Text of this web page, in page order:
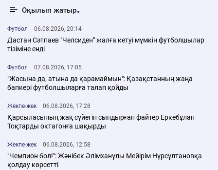
Оқылып жатыр
Футбол 06.08.2026, 20:14
Дастан Сәтпаев "Челсиден" жалға кетуі мүмкін футболшылар
тізіміне енді
Футбол 07.08.2026, 17:05
"Жасына да, атына да қарамаймын": Қазақстанның жаңа
бапкері футболшыларға талап қойды
Жекпе-жек 06.08.2026, 17:28
Қарсыласының жақ сүйегін сындырған файтер Еркебұлан
Тоқтарды октагонға шақырды
Жекпе-жек 06.08.2026, 12:58
"Чемпион бол!": Жәнібек Әлімханұлы Мейірім Нұрсұлтановқа
қолдау көрсетті